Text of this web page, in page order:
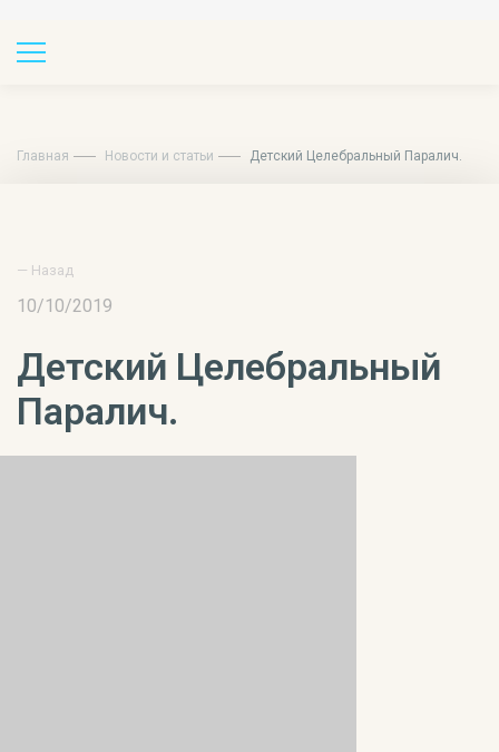
Главная Новости и статьи Детский Целебральный Паралич.
— Назад
10/10/2019
Детский Целебральный
Паралич.